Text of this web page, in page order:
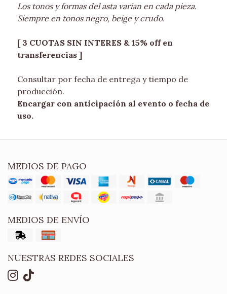
Los tonos y formas del asta varían en cada pieza.
Siempre en tonos negro, beige y crudo.
[ 3 CUOTAS SIN INTERES & 15% off en
transferencias ]
Consultar por fecha de entrega y tiempo de
producción.
Encargar con anticipación al evento o fecha de
uso.
MEDIOS DE PAGO
MEDIOS DE ENVÍO
NUESTRAS REDES SOCIALES